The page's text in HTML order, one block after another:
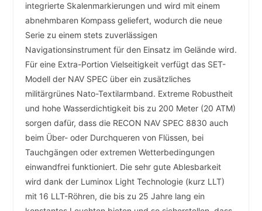
integrierte Skalenmarkierungen und wird mit einem
abnehmbaren Kompass geliefert, wodurch die neue
Serie zu einem stets zuverlässigen
Navigationsinstrument für den Einsatz im Gelände wird.
Für eine Extra-Portion Vielseitigkeit verfügt das SET-
Modell der NAV SPEC über ein zusätzliches
militärgrünes Nato-Textilarmband. Extreme Robustheit
und hohe Wasserdichtigkeit bis zu 200 Meter (20 ATM)
sorgen dafür, dass die RECON NAV SPEC 8830 auch
beim Über- oder Durchqueren von Flüssen, bei
Tauchgängen oder extremen Wetterbedingungen
einwandfrei funktioniert. Die sehr gute Ablesbarkeit
wird dank der Luminox Light Technologie (kurz LLT)
mit 16 LLT-Röhren, die bis zu 25 Jahre lang ein